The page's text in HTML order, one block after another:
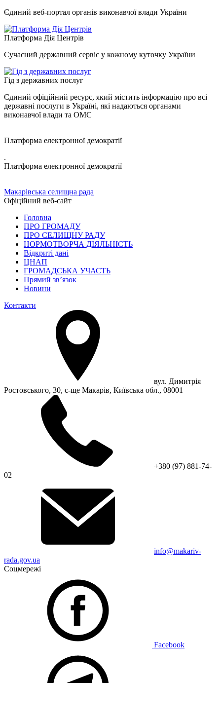
Єдиний веб-портал органів виконавчої влади України
Платформа Дія Центрів
Сучасний державний сервіс у кожному куточку України
Гід з державних послуг
Єдиний офіційний ресурс, який містить інформацію про всі
державні послуги в Україні, які надаються органами
виконавчої влади та ОМС
Платформа електронної демократії
.
Платформа електронної демократії
Макарівська селищна рада
Офіційний веб-сайт
Головна
ПРО ГРОМАДУ
ПРО СЕЛИЩНУ РАДУ
НОРМОТВОРЧА ДІЯЛЬНІСТЬ
Відкриті дані
ЦНАП
ГРОМАДСЬКА УЧАСТЬ
Прямий зв’язок
Новини
Контакти
вул. Димитрія
Ростовського, 30, с-ще Макарів, Київська обл., 08001
+380 (97) 881-74-
02
info@makariv-
rada.gov.ua
Соцмережі
Facebook